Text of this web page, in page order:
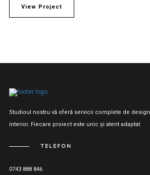
View Project
Studioul nostru vă oferă servicii complete de design
interior. Fiecare proiect este unic și atent adaptat.
TELEFON
0743 888 846